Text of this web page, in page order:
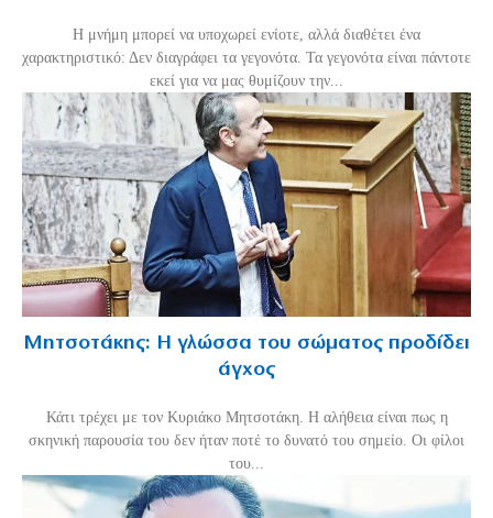
H μνήμη μπορεί να υποχωρεί ενίοτε, αλλά διαθέτει ένα
χαρακτηριστικό: Δεν διαγράφει τα γεγονότα. Τα γεγονότα είναι πάντοτε
εκεί για να μας θυμίζουν την...
Μητσοτάκης: Η γλώσσα του σώματος προδίδει
άγχος
Κάτι τρέχει με τον Κυριάκο Μητσοτάκη. Η αλήθεια είναι πως η
σκηνική παρουσία του δεν ήταν ποτέ το δυνατό του σημείο. Οι φίλοι
του...